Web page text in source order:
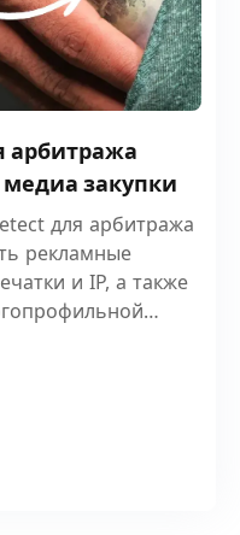
арбитража
закупки
для арбитража
рекламные
и IP, а также